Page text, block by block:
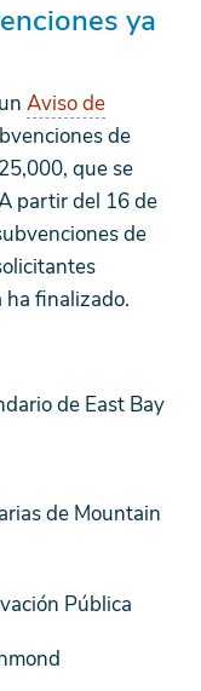
ya
Aviso de
de
que se
partir del 16 de
de
ha finalizado.
de East Bay
de Mountain
Pública